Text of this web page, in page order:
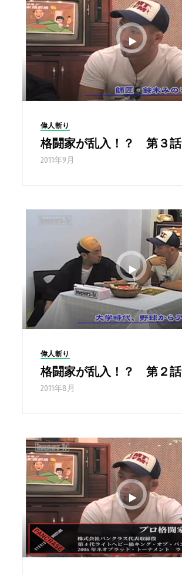
偉人斬り
格闘家が乱入！？ 第３話
2011年9月
偉人斬り
格闘家が乱入！？ 第２話
2011年8月